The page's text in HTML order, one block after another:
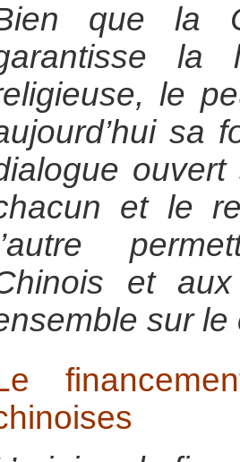
que la
la
le
sa
et le
et aux
sur